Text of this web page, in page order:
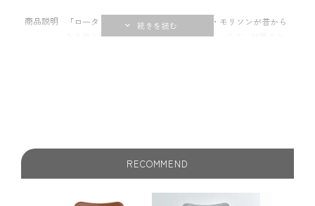
商品説明
「ロータリー トレー」は、ジャスパー・モリソンが昔から
ある飾り棚を現代的に再解釈したデザインです。計算され
RECOMMEND